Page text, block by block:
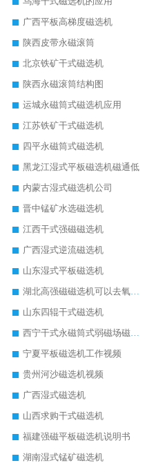
广西平板高梯度磁选机
陕西皮带永磁滚筒
北京铁矿干式磁选机
陕西永磁滚筒结构图
运城永磁筒式磁选机应用
江苏铁矿干式磁选机
四平永磁筒式磁选机
黑龙江湿式平板磁选机磁通低
内蒙古湿式磁选机公司
晋中锰矿水选磁选机
江西干式强磁磁选机
广西湿式逆流磁选机
山东湿式平板磁选机
湖北高强磁磁选机可以去氧化铝
山东四辊干式磁选机
西宁干式永磁筒式弱磁场磁选机结构图
宁夏平板磁选机工作视频
贵州河沙磁选机视频
广西湿式磁选机
山西求购干式磁选机
福建强磁平板磁选机说明书
湖南湿式锰矿磁选机